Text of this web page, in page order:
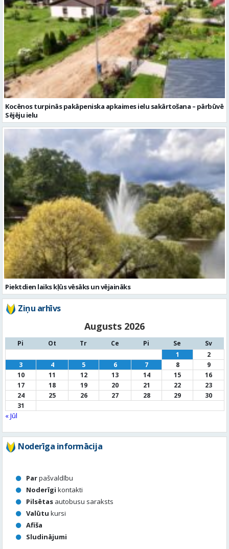
Kocēnos turpinās pakāpeniska apkaimes ielu sakārtošana – pārbūvē
Sējēju ielu
Piektdien laiks kļūs vēsāks un vējaināks
Ziņu arhīvs
Augusts 2026
Pi Ot Tr Ce Pi Se
Sv
1
2
3
4 5 6 7 8
9
10
11 12 13 14 15
16
17
18 19 20 21 22
23
24
25 26 27 28 29
30
31
« Jūl
Noderīga informācija
Parpašvaldību
Noderīgi kontakti
Pilsētas autobusu saraksts
Valūtu kursi
Afiša
Sludinājumi